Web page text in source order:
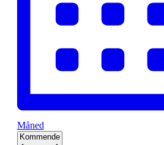
Måned
Kommende Vælg